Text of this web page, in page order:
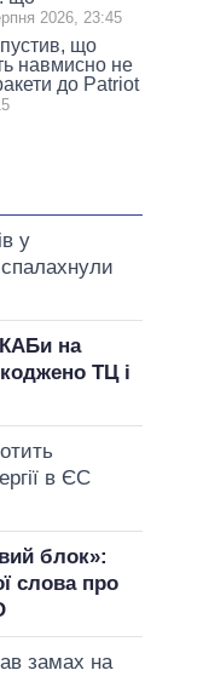
2026, 23:45
що
навмисно не
до Patriot
у
на
ТЦ і
в ЄС
блок»:
слова про
замах на